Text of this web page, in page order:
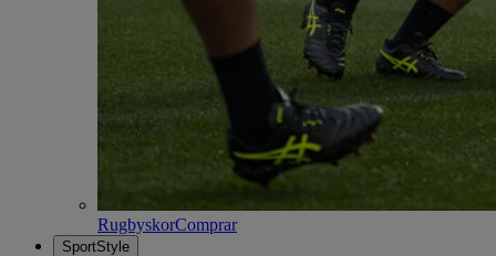
RugbyskorComprar
SportStyle